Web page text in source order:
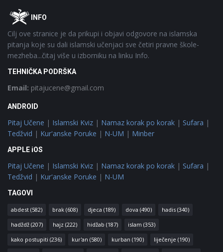
FooterOINFO
Cilj ove stranice je da prikupi i objavi odgovore na islamska
pitanja koje su dali islamski učenjaci sve četiri pravne škole-
mezheba...čitaj više u izborniku na linku Info.
TEHNIČKA PODRŠKA
Email: pitajucene@gmail.com
ANDROID
Pitaj Učene | Islamski Kviz | Namaz korak po korak | Sufara |
Tedžvid | Kur'anske Poruke | N-UM | Minber
APPLE iOS
Pitaj Učene | Islamski Kviz | Namaz korak po korak | Sufara |
Tedžvid | Kur'anske Poruke | N-UM
TAGOVI
abdest (582) brak (608) djeca (189) dova (490) hadis (340)
hadždž (207) hajz (222) hidžab (187) islam (353)
kako postupiti (236) kur'an (580) kurban (190) liječenje (190)